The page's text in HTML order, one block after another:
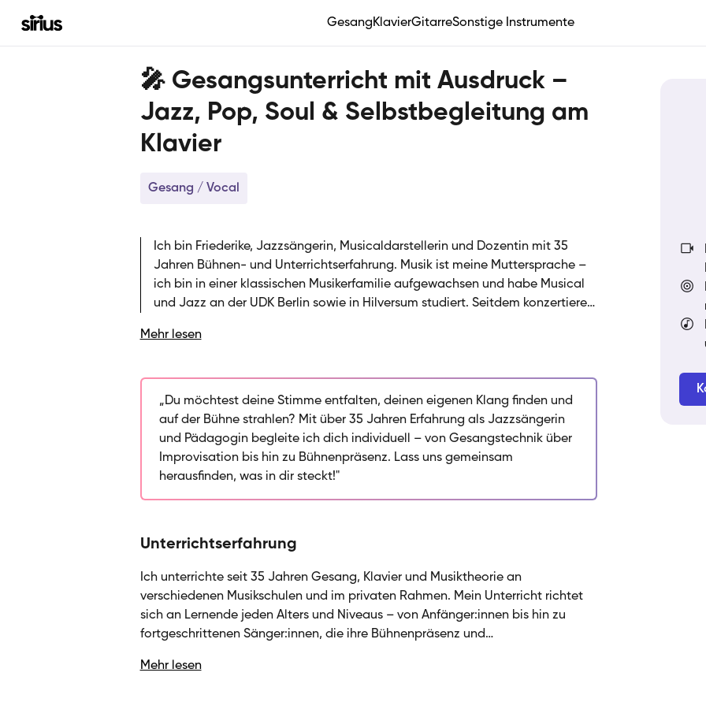
GesangKlavierGitarreSonstige Instrumente
🎤 Gesangsunterricht mit Ausdruck –
Jazz, Pop, Soul & Selbstbegleitung am
Klavier
Gesang / Vocal
Ich bin Friederike, Jazzsängerin, Musicaldarstellerin und Dozentin mit 35
Jahren Bühnen- und Unterrichtserfahrung. Musik ist meine Muttersprache –
ich bin in einer klassischen Musikerfamilie aufgewachsen und habe Musical
und Jazz an der UDK Berlin sowie in Hilversum studiert. Seitdem konzertiere
Musikschule mit großer Leidenschaft. Mein Unterricht verbindet solide
Ansätzen – mit stilistischer Vielfalt und kreativer Freiheit. Ob du deinen
eigenen Klang finden, Improvisation stärken, Songwriting entwickeln oder
dich selbst am Klavier oder Gitarre begleiten möchtest: Ich gestalte den
Unterricht so, dass Technik, Ausdruck und Interpretation Hand in Hand
gehen. Dabei lege ich Wert auf Phrasierungsfreiheiten, Repertoireaufbau und
Bühnenpräsenz – damit du nicht nur singst, sondern wirklich ausdrucksstark
Mehr lesen
„Du möchtest deine Stimme entfalten, deinen eigenen Klang finden und
auf der Bühne strahlen? Mit über 35 Jahren Erfahrung als Jazzsängerin
und Pädagogin begleite ich dich individuell – von Gesangstechnik über
Improvisation bis hin zu Bühnenpräsenz. Lass uns gemeinsam
herausfinden, was in dir steckt!"
Unterrichtserfahrung
Ich unterrichte seit 35 Jahren Gesang, Klavier und Musiktheorie an
verschiedenen Musikschulen und im privaten Rahmen. Mein Unterricht richtet
sich an Lernende jeden Alters und Niveaus – von Anfänger:innen bis hin zu
fortgeschrittenen Sänger:innen, die ihre Bühnenpräsenz und
verschiedenen Gesangstechniken wie Bel Canto, Speechlevel und funktionaler
Mehr lesen